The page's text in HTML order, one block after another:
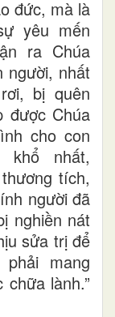
đức, mà là
yêu mến
ra Chúa
người, nhất
bị quên
được Chúa
cho con
khổ nhất,
tích,
người đã
nghiền nát
sửa trị để
mang
lành.”